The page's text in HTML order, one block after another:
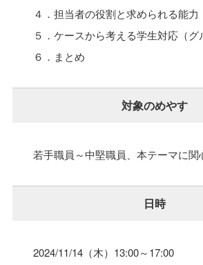
４．担当者の役割と求められる能力
５．ケースから考える学生対応（グ
６．まとめ
対象のめやす
若手職員～中堅職員、本テーマに関
日時
2024/11/14（木） 13:00～17:00